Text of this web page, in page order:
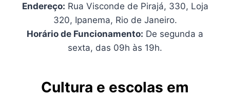
Endereço: Rua Visconde de Pirajá, 330, Loja
320, Ipanema, Rio de Janeiro.
Horário de Funcionamento: De segunda a
sexta, das 09h às 19h.
Cultura e escolas em